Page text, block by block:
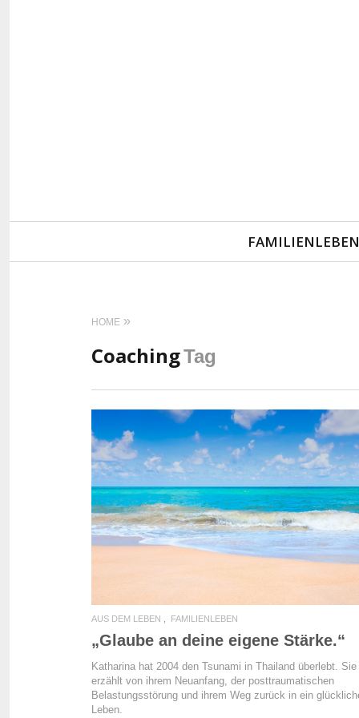
Navigation
FAMILIENLEBEN
HOME
CoachingTag
READ MORE
AUS DEM LEBEN FAMILIENLEBEN
„Glaube an deine eigene Stärke.“
Katharina hat 2004 den Tsunami in Thailand überlebt. Sie
erzählt von ihrem Neuanfang, der posttraumatischen
Belastungsstörung und ihrem Weg zurück in ein
Leben.